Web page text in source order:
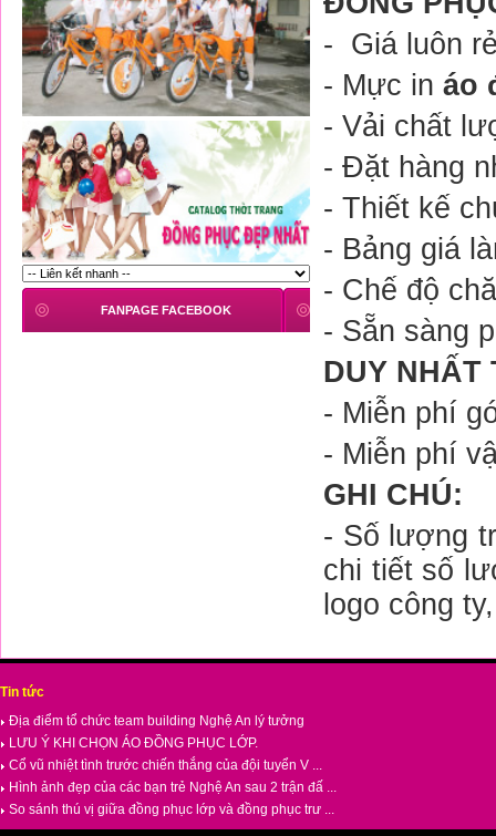
FANPAGE FACEBOOK
- Giá luôn
- Mực in áo
- Vải chất
- Đặt hàng
- Thiết kế
- Bảng giá
- Chế độ
- Sẵn sàng
DUY NHẤT
- Miễn phí
- Miễn phí
GHI CHÚ:
- Số lượng
chi tiết số
logo công
Tin tức
Địa điểm tổ chức team building Nghệ An lý tưởng
LƯU Ý KHI CHỌN ÁO ĐỒNG PHỤC LỚP.
Cổ vũ nhiệt tình trước chiến thắng của đội tuyển V ...
Hình ảnh đẹp của các bạn trẻ Nghệ An sau 2 trận đấ ...
So sánh thú vị giữa đồng phục lớp và đồng phục trư ...